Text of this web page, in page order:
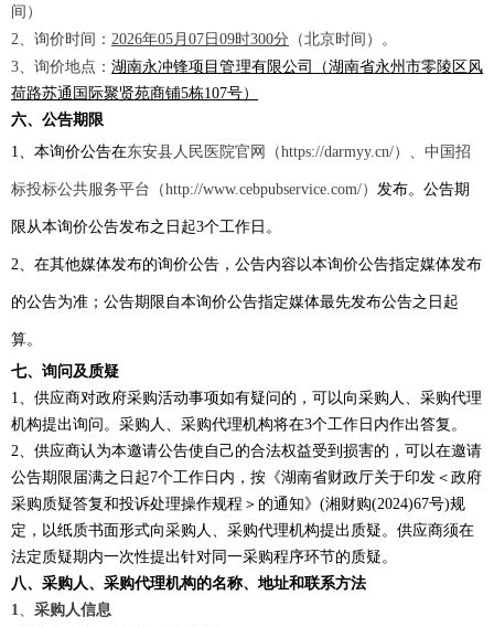
间）
2、询价时间： 2026年05月07日09时300分 （北京时间）。
3、询价地点：湖南永冲锋项目管理有限公司
（湖南省永州市零陵区风
荷路苏通国际聚贤苑商铺5栋107号）
六、公告期限
1、本询价公告在东安县人民医院官网（https://darmyy.cn/）、中国招
标投标公共服务平台（http://www.cebpubservice.com/） 发布。公告期
限从本询价公告发布之日起3个工作日。
2、在其他媒体发布的询价公告，公告内容以本询价公告指定媒体发布
的公告为准；公告期限自本询价公告指定媒体最先发布公告之日起
算。
七、询问及质疑
1、供应商对政府采购活动事项如有疑问的，可以向采购人、采购代理
机构提出询问。采购人、采购代理机构将在3个工作日内作出答复。
2、供应商认为本邀请公告使自己的合法权益受到损害的，可以在邀请
公告期限届满之日起7个工作日内，按《湖南省财政厅关于印发＜政府
采购质疑答复和投诉处理操作规程＞的通知》(湘财购(2024)67号)规
定，以纸质书面形式向采购人、采购代理机构提出质疑。供应商须在
法定质疑期内一次性提出针对同一采购程序环节的质疑。
八、采购人、采购代理机构的名称、地址和联系方法
1、 采购人信息